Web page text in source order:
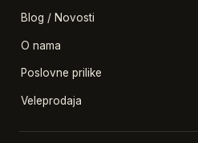
Blog / Novosti
O nama
Poslovne prilike
Veleprodaja